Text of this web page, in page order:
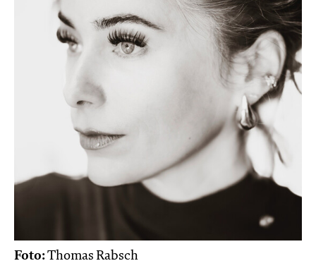
Foto:Thomas Rabsch